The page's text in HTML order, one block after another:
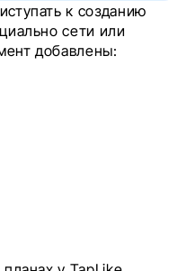
к созданию
сети или
добавлены: